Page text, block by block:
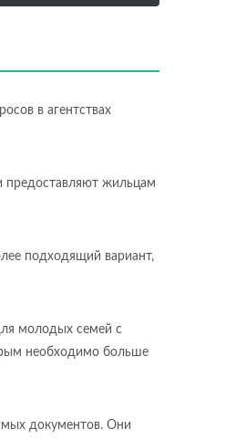
в агентствах
предоставляют жильцам
подходящий вариант,
молодых семей с
необходимо больше
документов. Они